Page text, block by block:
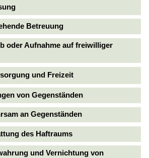
Betreuung
oder Aufnahme auf freiwilliger
und Freizeit
von Gegenständen
an Gegenständen
des Haftraums
und Vernichtung von